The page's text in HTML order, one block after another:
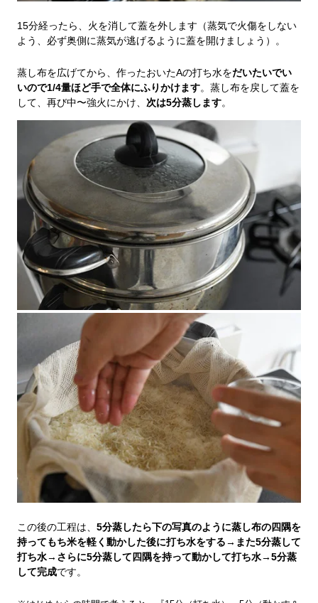
15分経ったら、火を消して蓋を外します（蒸気で火傷をしない
よう、必ず奥側に蒸気が逃げるように蓋を開けましょう）。
蒸し布を広げてから、作ったおいたAの打ち水をだいたいでい
いので1/4量ほど手で全体にふりかけます。蒸し布を戻して蓋を
して、再び中〜強火にかけ、 次は5分蒸します。
この後の工程は、 5分蒸したら下の写真のように蒸し布の四隅を
持ってもち米を軽く動かした後に打ち水をする→また5分蒸して
打ち水→さらに5分蒸して四隅を持って動かして打ち水→5分蒸
して完成です。